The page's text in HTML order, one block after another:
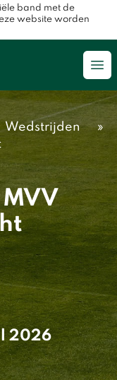
band met de
website worden
Wedstrijden
»
MVV
2026